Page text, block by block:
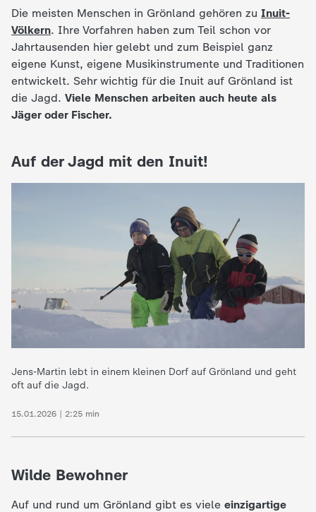
Die meisten Menschen in Grönland gehören zu Inuit-
Völkern. Ihre Vorfahren haben zum Teil schon vor
Jahrtausenden hier gelebt und zum Beispiel ganz
eigene Kunst, eigene Musikinstrumente und Traditionen
entwickelt. Sehr wichtig für die Inuit auf Grönland ist
die Jagd. Viele Menschen arbeiten auch heute als
Jäger oder Fischer.
Auf der Jagd mit den Inuit!
Jens-Martin lebt in einem kleinen Dorf auf Grönland und geht
oft auf die Jagd.
15.01.2026 | 2:25 min
Wilde Bewohner
Auf und rund um Grönland gibt es viele einzigartige